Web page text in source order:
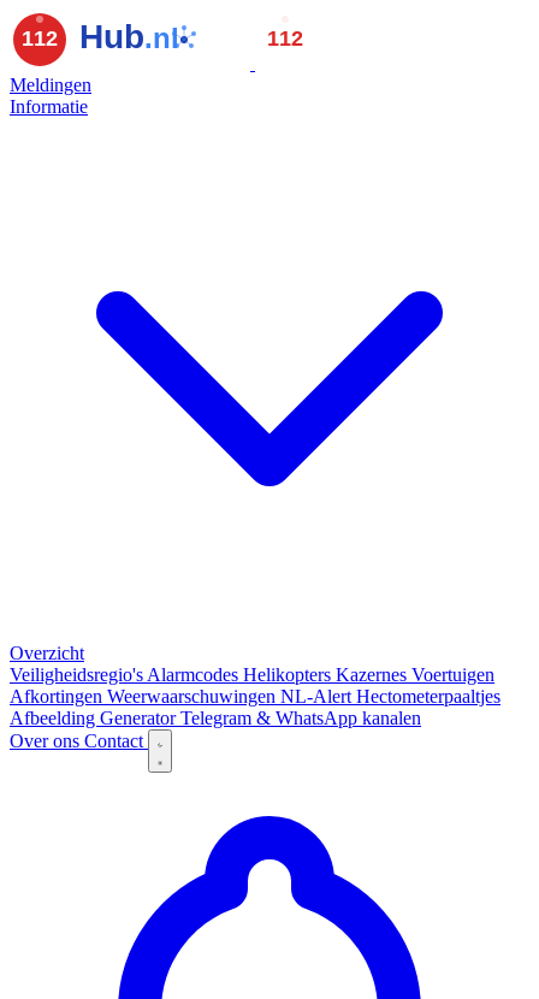
Meldingen
Informatie
Overzicht
Veiligheidsregio's Alarmcodes Helikopters Kazernes Voertuigen
Afkortingen Weerwaarschuwingen NL-Alert Hectometerpaaltjes
Afbeelding GeneratorTelegram & WhatsApp kanalen
Over ons Contact